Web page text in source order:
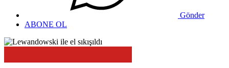
Gönder
ABONE OL